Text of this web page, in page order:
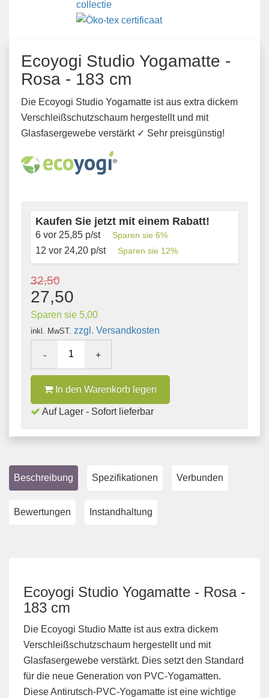
Ecoyogi Studio Yogamatte -
Rosa - 183 cm
Die Ecoyogi Studio Yogamatte ist aus extra dickem
Verschleißschutzschaum hergestellt und mit
Glasfasergewebe verstärkt ✓ Sehr preisgünstig!
Kaufen Sie jetzt mit einem Rabatt!
6 vor 25,85 p/st Sparen sie 6%
12 vor 24,20 p/st Sparen sie 12%
32,50
27,50
Sparen sie 5,00
inkl. MwST. zzgl. Versandkosten
- +
In den Warenkorb legen
Auf Lager - Sofort lieferbar
Beschreibung Spezifikationen Verbunden
Bewertungen Instandhaltung
Ecoyogi Studio Yogamatte - Rosa -
183 cm
Die Ecoyogi Studio Matte ist aus extra dickem
Verschleißschutzschaum hergestellt und mit
Glasfasergewebe verstärkt. Dies setzt den Standard
für die neue Generation von PVC-Yogamatten.
Diese Antirutsch-PVC-Yogamatte ist eine wichtige